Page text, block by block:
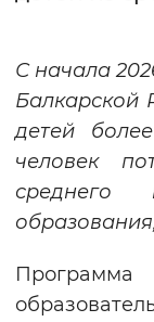
С начала
Балкарской
детей
человек
среднего